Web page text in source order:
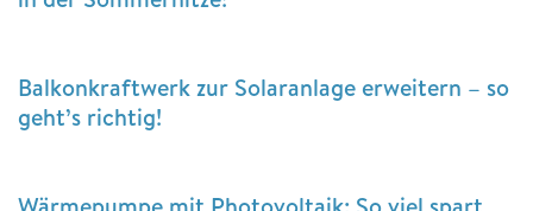
Balkonkraftwerk zur Solaranlage erweitern – so
geht’s richtig!